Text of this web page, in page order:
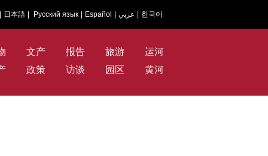
日本語 Русский язык Español عربي 한국어
文产 报告 旅游
运河
政策 访谈 园区 黄河